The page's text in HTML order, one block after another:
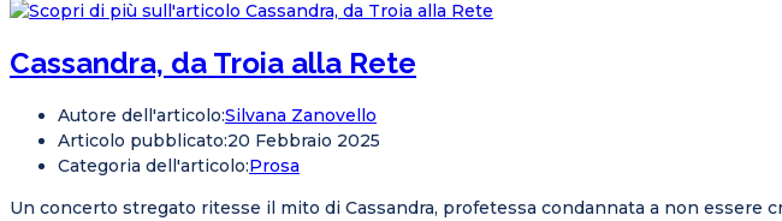
Cassandra, da Troia alla Rete
Autore dell'articolo:Silvana Zanovello
Articolo pubblicato:20 Febbraio 2025
Categoria dell'articolo:Prosa
Un concerto stregato ritesse il mito di Cassandra, profetessa condannata a non essere